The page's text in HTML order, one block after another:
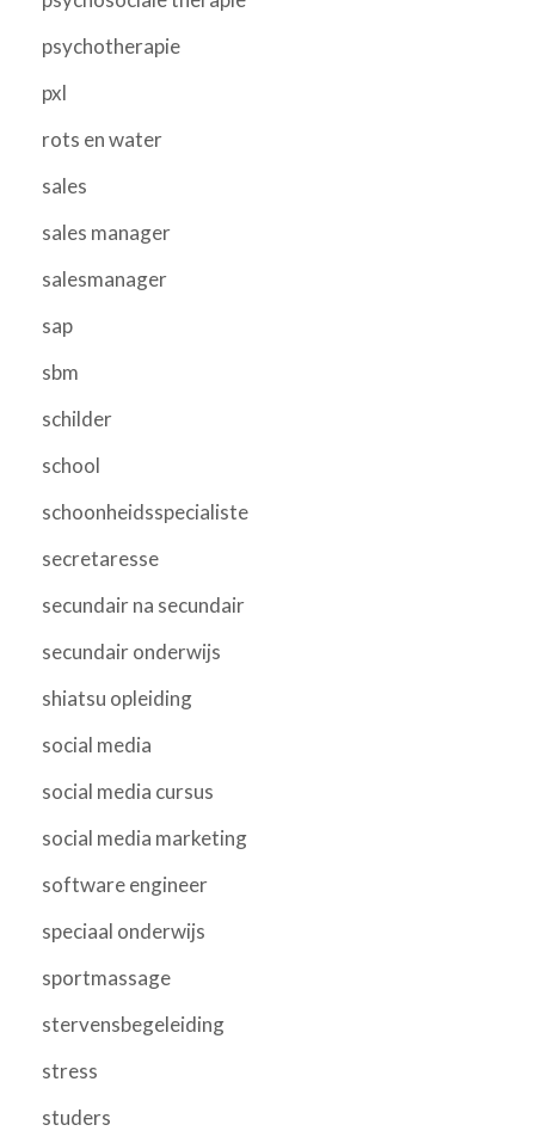
psychotherapie
pxl
rots en water
sales
sales manager
salesmanager
sap
sbm
schilder
school
schoonheidsspecialiste
secretaresse
secundair na secundair
secundair onderwijs
shiatsu opleiding
social media
social media cursus
social media marketing
software engineer
speciaal onderwijs
sportmassage
stervensbegeleiding
stress
studers